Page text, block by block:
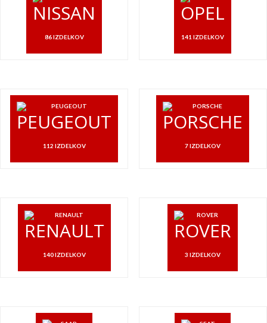
NISSAN
86 IZDELKOV
OPEL
141 IZDELKOV
PEUGEOUT
112 IZDELKOV
PORSCHE
7 IZDELKOV
RENAULT
140 IZDELKOV
ROVER
3 IZDELKOV